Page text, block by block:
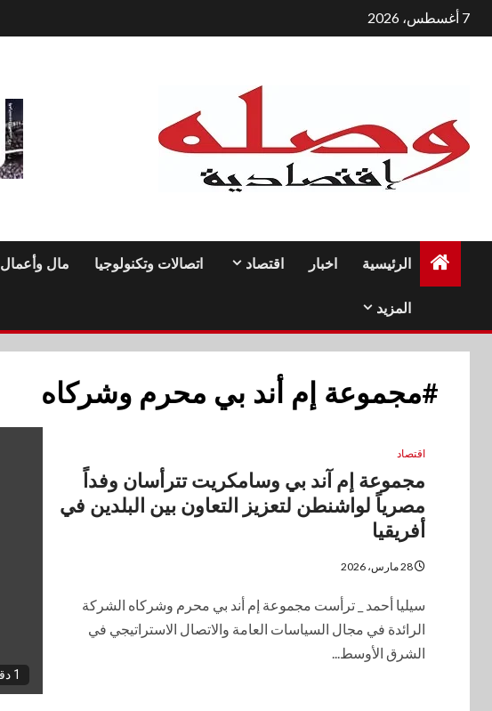
التجاوز
إلى
7 أغسطس، 2026
الرئيسية اخبار اقتصاد اتصالات وتكنولوجيا مال وأعمال
المزيد
#مجموعة إم أند بي محرم وشركاه
1 دقيقة قراءة
اقتصاد
مجموعة إم آند بي وسامكريت تترأسان وفداً
مصرياً لواشنطن لتعزيز التعاون بين البلدين في
أفريقيا
28 مارس، 2026
سيليا أحمد _ ترأست مجموعة إم أند بي محرم وشركاه الشركة
الرائدة في مجال السياسات العامة والاتصال الاستراتيجي في
الشرق الأوسط...